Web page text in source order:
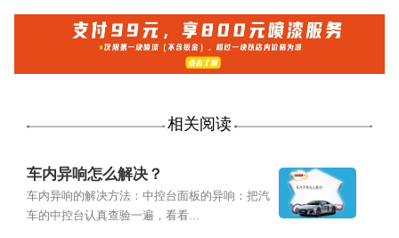
相关阅读
车内异响怎么解决？
车内异响的解决方法：中控台面板的异响：把汽
车的中控台认真查验一遍，看看...